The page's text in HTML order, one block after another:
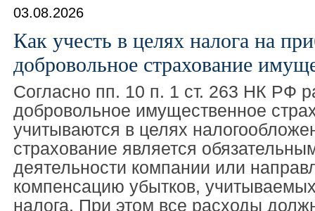
03.08.2026
Как учесть в целях налога на
добровольное страхование
Согласно пп. 10 п. 1 ст. 263 НК РФ
добровольное имущественное
учитываются в целях
страхование является
деятельности компании или
компенсацию убытков,
налога. При этом все расходы